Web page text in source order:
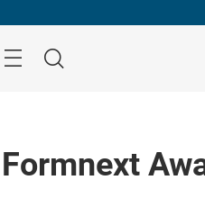
Suche
Formnext